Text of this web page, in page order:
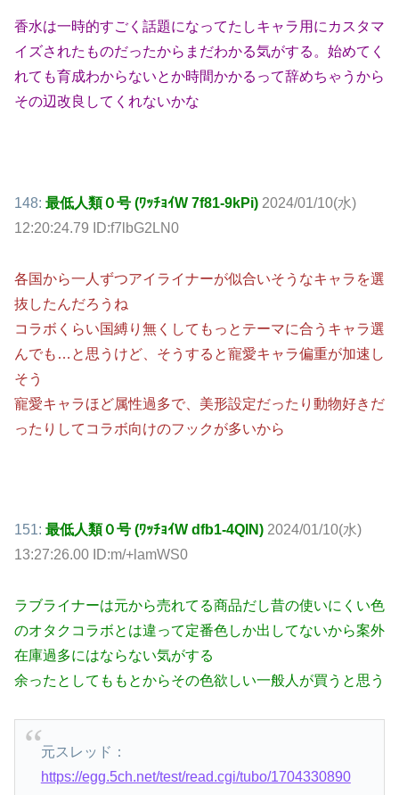
香水は一時的すごく話題になってたしキャラ用にカスタマ
イズされたものだったからまだわかる気がする。始めてく
れても育成わからないとか時間かかるって辞めちゃうから
その辺改良してくれないかな
148: 最低人類０号 (ﾜｯﾁｮｲW 7f81-9kPi) 2024/01/10(水)
12:20:24.79 ID:f7lbG2LN0
各国から一人ずつアイライナーが似合いそうなキャラを選
抜したんだろうね
コラボくらい国縛り無くしてもっとテーマに合うキャラ選
んでも…と思うけど、そうすると寵愛キャラ偏重が加速し
そう
寵愛キャラほど属性過多で、美形設定だったり動物好きだ
ったりしてコラボ向けのフックが多いから
151: 最低人類０号 (ﾜｯﾁｮｲW dfb1-4QlN) 2024/01/10(水)
13:27:26.00 ID:m/+lamWS0
ラブライナーは元から売れてる商品だし昔の使いにくい色
のオタクコラボとは違って定番色しか出してないから案外
在庫過多にはならない気がする
余ったとしてももとからその色欲しい一般人が買うと思う
元スレッド：
https://egg.5ch.net/test/read.cgi/tubo/1704330890